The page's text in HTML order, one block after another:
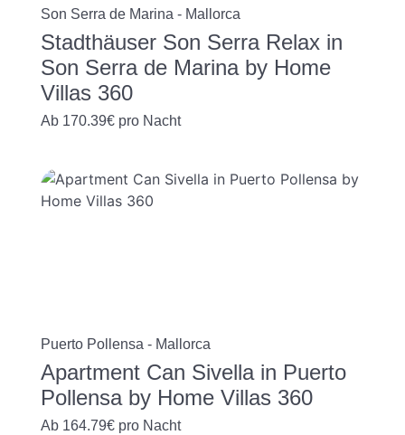
Son Serra de Marina - Mallorca
Stadthäuser Son Serra Relax in
Son Serra de Marina by Home
Villas 360
Ab 170.39€ pro Nacht
Puerto Pollensa - Mallorca
Apartment Can Sivella in Puerto
Pollensa by Home Villas 360
Ab 164.79€ pro Nacht